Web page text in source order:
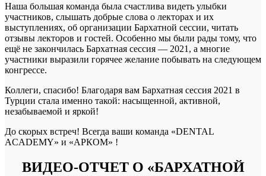
Наша большая команда была счастлива видеть улыбки
участников, слышать добрые слова о лекторах и их
выступлениях, об организации Бархатной сессии, читать
отзывы лекторов и гостей. Особенно мы были рады тому, что
ещё не закончилась Бархатная сессия — 2021, а многие
участники выразили горячее желание побывать на следующем
конгрессе.
Коллеги, спасибо! Благодаря вам Бархатная сессия 2021 в
Турции стала именно такой: насыщенной, активной,
незабываемой и яркой!
До скорых встреч! Всегда ваши команда «DENTAL
ACADEMY» и «АРКОМ» !
ВИДЕО-ОТЧЕТ О «БАРХАТНОЙ